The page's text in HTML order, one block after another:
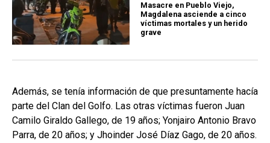
Masacre en Pueblo Viejo,
Magdalena asciende a cinco
víctimas mortales y un herido
grave
Además, se tenía información de que presuntamente hacía
parte del Clan del Golfo. Las otras víctimas fueron Juan
Camilo Giraldo Gallego, de 19 años; Yonjairo Antonio Bravo
Parra, de 20 años; y Jhoinder José Díaz Gago, de 20 años.